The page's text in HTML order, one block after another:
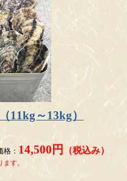
11kg～13kg）
格： 14,500円 （税込み）
す。